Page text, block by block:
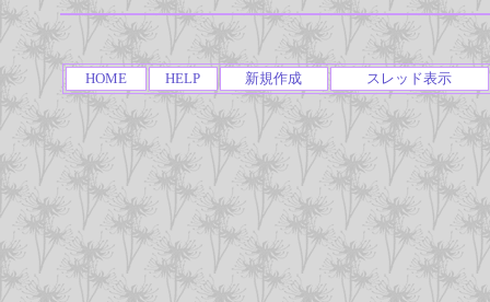
HOME HELP 新規作成 スレッド表示